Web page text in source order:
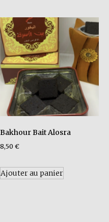
Bakhour Bait Alosra
8,50 €
Ajouter au panier